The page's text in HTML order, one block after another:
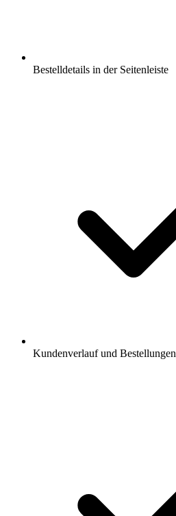
Bestelldetails in der Seitenleiste
Kundenverlauf und Bestellungen